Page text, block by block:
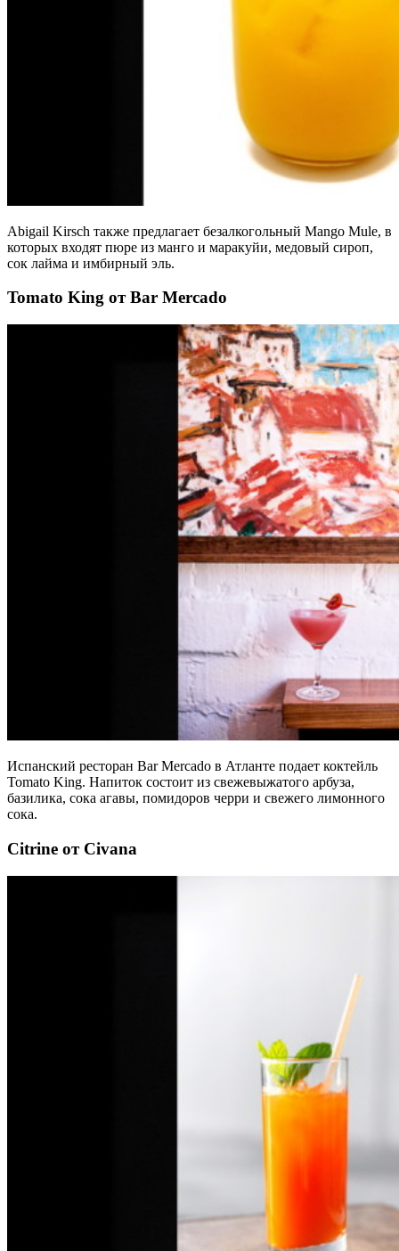
Abigail Kirsch также предлагает безалкогольный Mango Mule, в
которых входят пюре из манго и маракуйи, медовый сироп,
сок лайма и имбирный эль.
Tomato King от Bar Mercado
Испанский ресторан Bar Mercado в Атланте подает коктейль
Tomato King. Напиток состоит из свежевыжатого арбуза,
базилика, сока агавы, помидоров черри и свежего лимонного
сока.
Citrine от Civana